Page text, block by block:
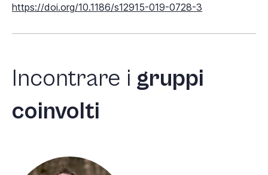
https://doi.org/10.1186/s12915-019-0728-3
Incontrare i gruppi
coinvolti